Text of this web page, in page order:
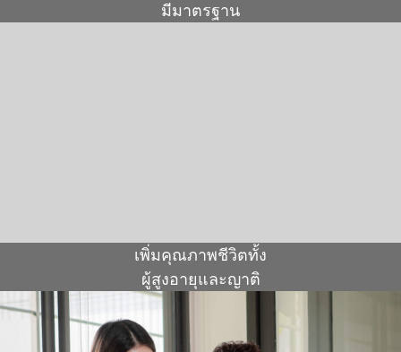
มีมาตรฐาน
เพิ่มคุณภาพชีวิตทั้ง
ผู้สูงอายุและญาติ